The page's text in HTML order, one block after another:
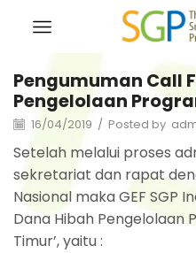
Pengumuman Call
Pengelolaan
16/04/2019 / Posted by
Setelah melalui proses
sekretariat dan rapat
Nasional maka GEF SGP
Dana Hibah Pengelolaan
Timur’, yaitu :